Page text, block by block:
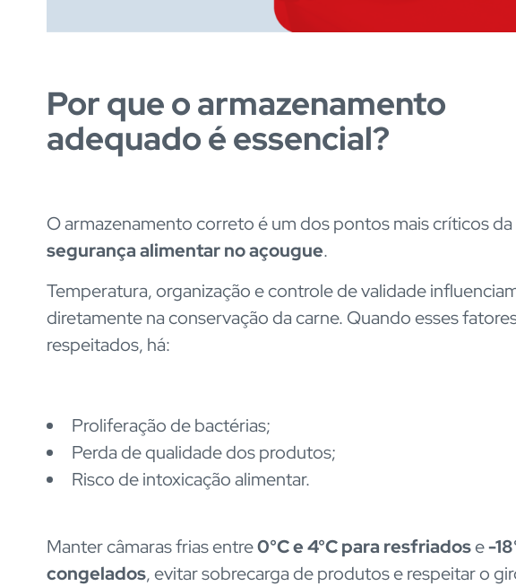
Por que o armazenamento
adequado é essencial?
O armazenamento correto é um dos pontos mais críticos da
segurança alimentar no açougue.
Temperatura, organização e controle de validade
diretamente na conservação da carne. Quando esses
respeitados, há:
Proliferação de bactérias;
Perda de qualidade dos produtos;
Risco de intoxicação alimentar.
Manter câmaras frias entre0°C e 4°C para resfriadose-
congelados, evitar sobrecarga de produtos e respeitar o